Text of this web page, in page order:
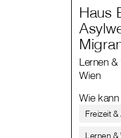
Haus
Lernen
Wien
Wie
Freizeit &
Lernen &